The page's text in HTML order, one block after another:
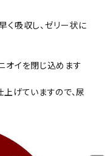
く吸収し、ゼリー状に
オイを閉じ込めます
上げていますので、尿